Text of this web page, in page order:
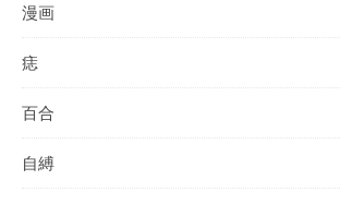
漫画
痣
百合
自縛